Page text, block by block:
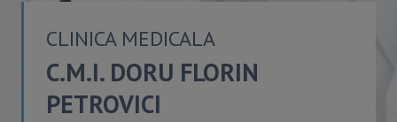
CLINICA MEDICALA
C.M.I. DORU FLORIN
PETROVICI